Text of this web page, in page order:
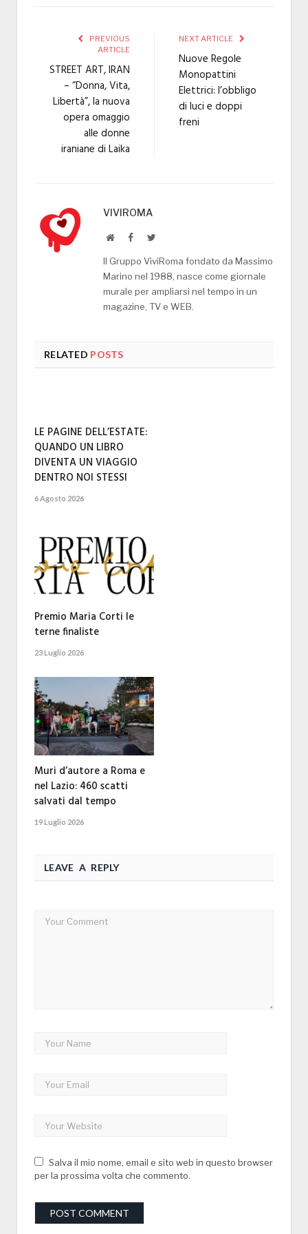
PREVIOUS
ARTICLE
STREET ART, IRAN
– “Donna, Vita,
Libertà”, la nuova
opera omaggio
alle donne
iraniane di Laika
NEXT ARTICLE
Nuove Regole
Monopattini
Elettrici: l’obbligo
di luci e doppi
freni
VIVIROMA
WebsiteFacebookTwitter
Il Gruppo ViviRoma fondato da Massimo
Marino nel 1988, nasce come giornale
murale per ampliarsi nel tempo in un
magazine, TV e WEB.
RELATED POSTS
LE PAGINE DELL’ESTATE:
QUANDO UN LIBRO
DIVENTA UN VIAGGIO
DENTRO NOI STESSI
6 Agosto 2026
Premio Maria Corti le
terne finaliste
23 Luglio 2026
Muri d’autore a Roma e
nel Lazio: 460 scatti
salvati dal tempo
19 Luglio 2026
LEAVE A REPLY
Salva il mio nome, email e sito web in questo browser
per la prossima volta che commento.